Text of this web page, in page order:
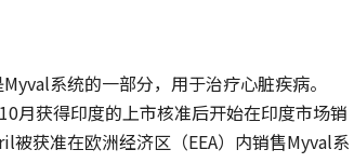
系统的一部分，用于治疗心脏疾病。
月获得印度的上市核准后开始在印度市场销
获准在欧洲经济区（EEA）内销售Myval系